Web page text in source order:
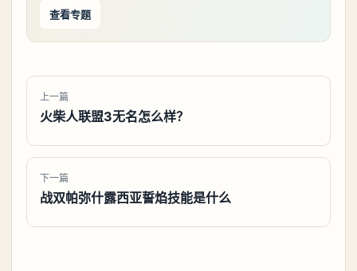
查看专题
上一篇
火柴人联盟3无名怎么样？
下一篇
战双帕弥什露西亚誓焰技能是什么